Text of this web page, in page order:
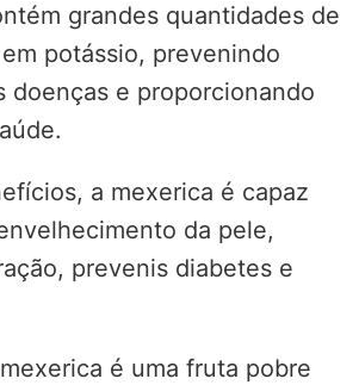
grandes quantidades de
potássio, prevenindo
doenças e proporcionando
a mexerica é capaz
da pele,
prevenis diabetes e
é uma fruta pobre